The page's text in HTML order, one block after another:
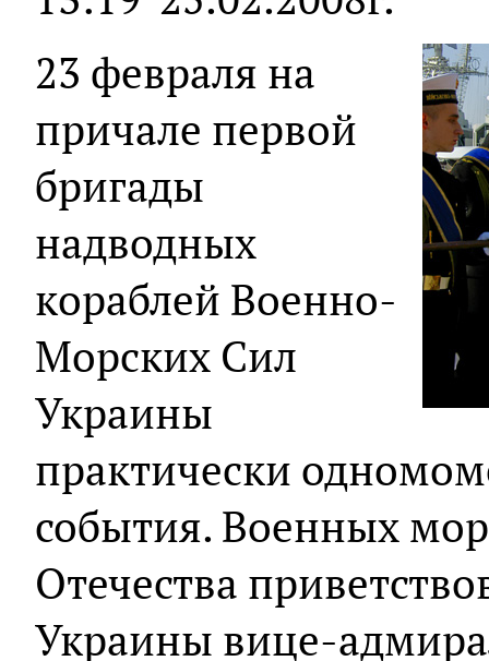
23 февраля на
причале первой
бригады
надводных
кораблей Военно-
Морских Сил
Украины
практически
события. Военных
Отечества
Украины вице-